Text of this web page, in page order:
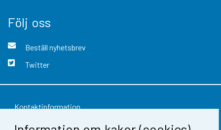
Följ oss
Beställ nyhetsbrev
Twitter
Kontaktinformation
Respons